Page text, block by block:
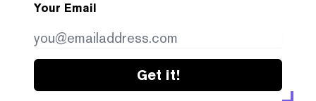
Your Email
Get it!